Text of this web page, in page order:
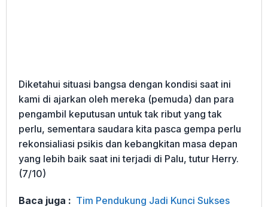
Diketahui situasi bangsa dengan kondisi saat ini
kami di ajarkan oleh mereka (pemuda) dan para
pengambil keputusan untuk tak ribut yang tak
perlu, sementara saudara kita pasca gempa perlu
rekonsialiasi psikis dan kebangkitan masa depan
yang lebih baik saat ini terjadi di Palu, tutur Herry.
(7/10)
Baca juga : Tim Pendukung Jadi Kunci Sukses